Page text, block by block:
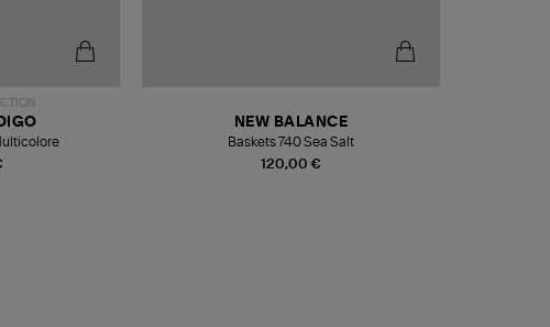
120,00 €
NEW BALANCE
Baskets 740 Sea Salt